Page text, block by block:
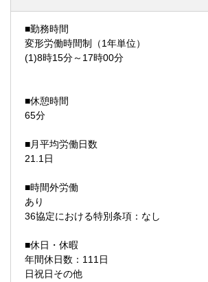
■勤務時間
変形労働時間制（1年単位）
(1)8時15分～17時00分
■休憩時間
65分
■月平均労働日数
21.1日
■時間外労働
あり
36協定における特別条項：なし
■休日・休暇
年間休日数：111日
日祝日その他